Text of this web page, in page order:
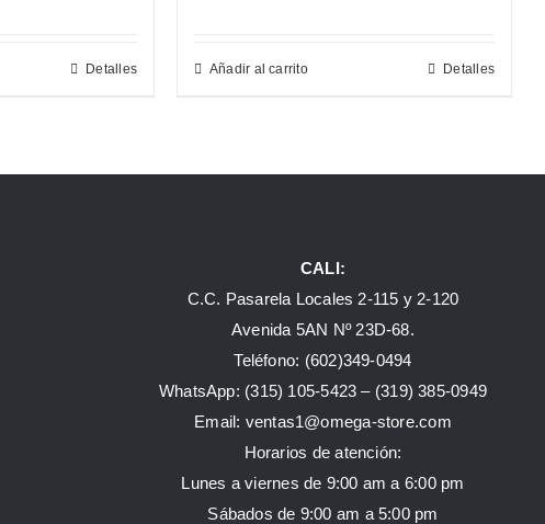
Detalles Añadir al carrito Detalles
CALI:
C.C. Pasarela Locales 2-115 y 2-120
Avenida 5AN Nº 23D-68.
Teléfono: (602)349-0494
WhatsApp: (315) 105-5423 – (319) 385-0949
Email: ventas1@omega-store.com
Horarios de atención:
Lunes a viernes de 9:00 am a 6:00 pm
Sábados de 9:00 am a 5:00 pm